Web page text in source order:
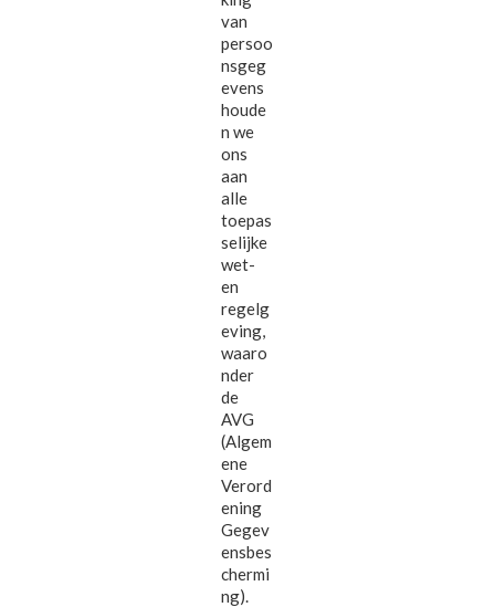
van
persoo
nsgeg
evens
houde
n we
ons
aan
alle
toepas
selijke
wet-
en
regelg
eving,
waaro
nder
de
AVG
(Algem
ene
Verord
ening
Gegev
ensbes
chermi
ng).